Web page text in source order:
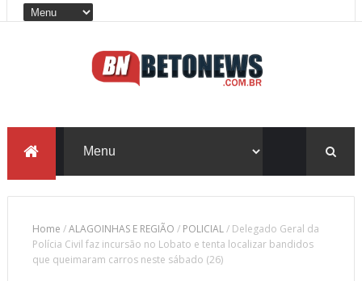
Home /ALAGOINHAS E REGIÃO / POLICIAL/ Delegado Geral da
Polícia Civil faz incursão no Lobato e tenta localizar bandidos
que queimaram carros neste sábado (26)